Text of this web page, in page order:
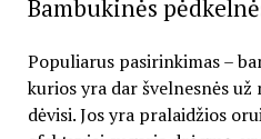
Bambukinės
Populiarus pasirinkimas –
kurios yra dar švelnesnės
dėvisi. Jos yra pralaidžios